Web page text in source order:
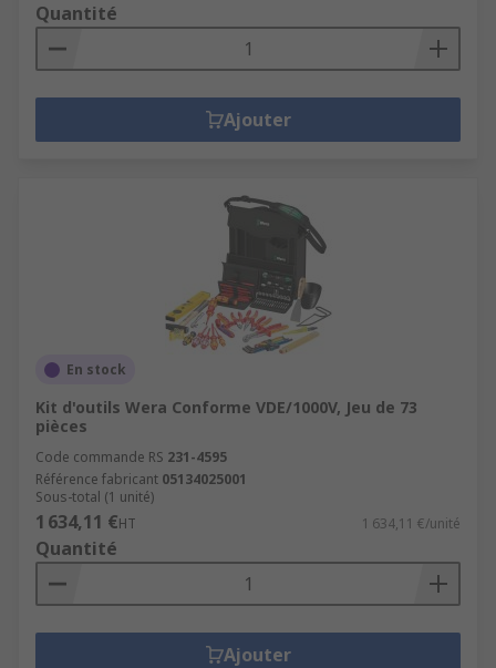
Quantité
Ajouter
En stock
Kit d'outils Wera Conforme VDE/1000V, Jeu de 73
pièces
Code commande RS 231-4595
Référence fabricant 05134025001
Sous-total (1 unité)
1 634,11 €HT 1 634,11 €/unité
Quantité
Ajouter